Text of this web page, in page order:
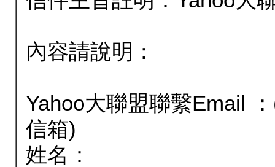
內容請說明：
Yahoo大聯盟聯繫Email
信箱)
姓名：